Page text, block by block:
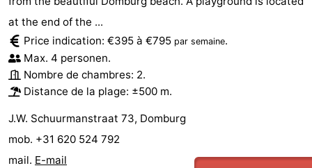
at the end of the ...
Price indication: €395 à €795 par semaine.
Max. 4 personen.
Nombre de chambres: 2.
Distance de la plage: ±500 m.
J.W. Schuurmanstraat 73, Domburg
mob. +31 620 524 792
mail. E-mail